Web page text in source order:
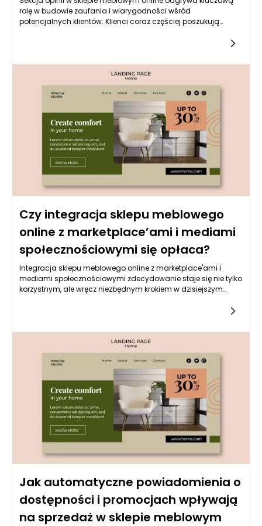
rolę w budowie zaufania i wiarygodności wśród
potencjalnych klientów. Klienci coraz częściej poszukują
obsługi klienta. Właściwie skonstruowana sekcja opinii może
znacząco wpłynąć na decyzje zakupowe, dlatego warto
zwrócić uwagę na kilka jej kluczowych funkcji.
Czy integracja sklepu meblowego
online z marketplace’ami i mediami
społecznościowymi się opłaca?
Integracja sklepu meblowego online z marketplace'ami i
mediami społecznościowymi zdecydowanie staje się nie tylko
korzystnym, ale wręcz niezbędnym krokiem w dzisiejszym
i rozwijać w dobie rosnącej konkurencji oraz zmieniających się
strategicznego. Marketplace'y, takie jak Amazon, eBay czy
lokalne platformy sprzedażowe, oferują ogromny zasięg, co
pozwala na dotarcie do potencjalnych klientów, którzy być
może nie trafiliby na stronę internetową konkretnego sklepu
meblowego online. Dzięki integracji z tymi platformami sklep
ma szansę zwiększyć swoją widoczność i sprzedaż, co jest
kluczowe dla jego sukcesu.
Jak automatyczne powiadomienia o
dostępności i promocjach wpływają
na sprzedaż w sklepie meblowym